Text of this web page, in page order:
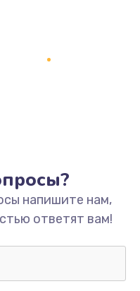
напишите нам,
ответят вам!